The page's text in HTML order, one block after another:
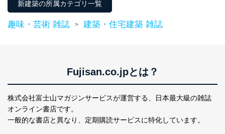
ステムに関するご相談及び苦情については以下までご連
絡ください。
適切、かつ迅速に対応させていただきます。
TEL：0570-200-223
FAX：03-5459-7073
e-mail：cs@fujisan.co.jp
改訂：2025年2月20日
制定：2005年4月1日
株式会社富士山マガジンサービス
新建築の所属カテゴリ一覧
趣味・芸術 雑誌 > 建築・住宅建築 雑誌
Fujisan.co.jpとは？
株式会社富士山マガジンサービスが運営する、
日本最大級の雑誌
オンライン書店です。
一般的な書店と異なり、 定期購読サービスに特化しています。